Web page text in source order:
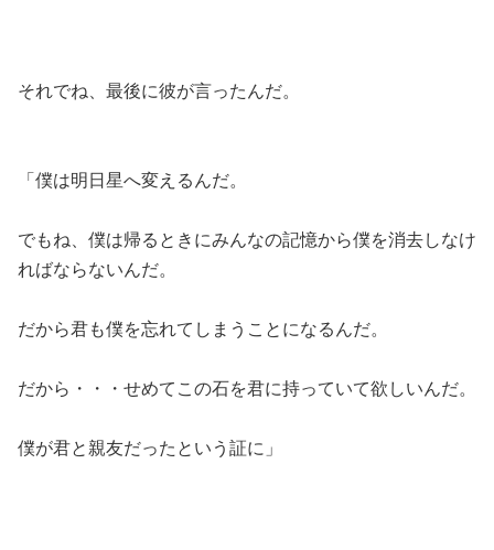
それでね、最後に彼が言ったんだ。
「僕は明日星へ変えるんだ。
でもね、僕は帰るときにみんなの記憶から僕を消去しなけ
ればならないんだ。
だから君も僕を忘れてしまうことになるんだ。
だから・・・せめてこの石を君に持っていて欲しいんだ。
僕が君と親友だったという証に」